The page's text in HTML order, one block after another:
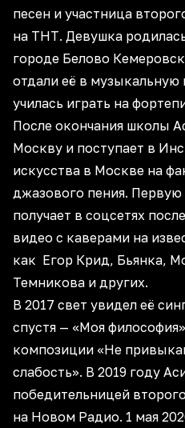
песен и участница
на ТНТ. Девушка
городе Белово
отдали её в музыкальную
училась играть на
После окончания школы
Москву и поступает в
искусства в Москве на
джазового пения. Первую
получает в соцсетях
видео с каверами на
как Егор Крид, Бьянка,
Темникова и других.
В 2017 свет увидел её
спустя — «Моя
композиции «Не
слабость». В 2019 году
победительницей
на Новом Радио. 1 мая